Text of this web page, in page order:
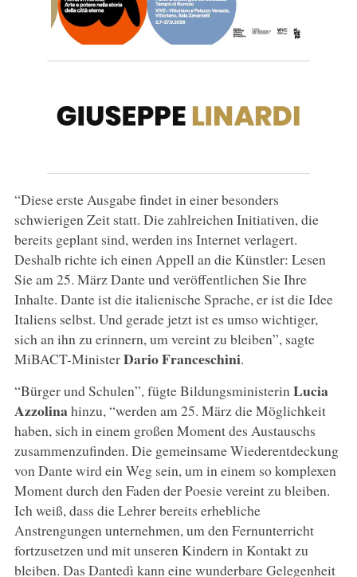
“Diese erste Ausgabe findet in einer besonders
schwierigen Zeit statt. Die zahlreichen Initiativen, die
bereits geplant sind, werden ins Internet verlagert.
Deshalb richte ich einen Appell an die Künstler: Lesen
Sie am 25. März Dante und veröffentlichen Sie Ihre
Inhalte. Dante ist die italienische Sprache, er ist die Idee
Italiens selbst. Und gerade jetzt ist es umso wichtiger,
sich an ihn zu erinnern, um vereint zu bleiben”, sagte
MiBACT-MinisterDario Franceschini.
“Bürger und Schulen”, fügte Bildungsministerin Lucia
Azzolinahinzu, “werden am 25. März die Möglichkeit
haben, sich in einem großen Moment des Austauschs
zusammenzufinden. Die gemeinsame Wiederentdeckung
von Dante wird ein Weg sein, um in einem so komplexen
Moment durch den Faden der Poesie vereint zu bleiben.
Ich weiß, dass die Lehrer bereits erhebliche
Anstrengungen unternehmen, um den Fernunterricht
fortzusetzen und mit unseren Kindern in Kontakt zu
bleiben. Das Dantedì kann eine wunderbare Gelegenheit